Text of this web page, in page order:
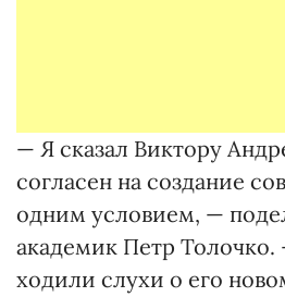
— Я сказал Виктору
согласен на создание
одним условием, —
академик Петр
ходили слухи о его